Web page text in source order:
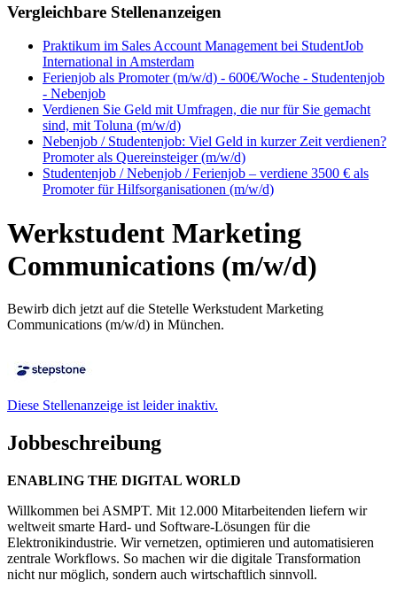
Vergleichbare Stellenanzeigen
Praktikum im Sales Account Management bei StudentJob
International in Amsterdam
Ferienjob als Promoter (m/w/d) - 600€/Woche - Studentenjob
- Nebenjob
Verdienen Sie Geld mit Umfragen, die nur für Sie gemacht
sind, mit Toluna (m/w/d)
Nebenjob / Studentenjob: Viel Geld in kurzer Zeit verdienen?
Promoter als Quereinsteiger (m/w/d)
Studentenjob / Nebenjob / Ferienjob – verdiene 3500 € als
Promoter für Hilfsorganisationen (m/w/d)
Werkstudent Marketing
Communications (m/w/d)
Bewirb dich jetzt auf die Stetelle Werkstudent Marketing
Communications (m/w/d) in München.
Diese Stellenanzeige ist leider inaktiv.
Jobbeschreibung
ENABLING THE DIGITAL WORLD
Willkommen bei ASMPT. Mit 12.000 Mitarbeitenden liefern wir
weltweit smarte Hard- und Software-Lösungen für die
Elektronikindustrie. Wir vernetzen, optimieren und automatisieren
zentrale Workflows. So machen wir die digitale Transformation
nicht nur möglich, sondern auch wirtschaftlich sinnvoll.